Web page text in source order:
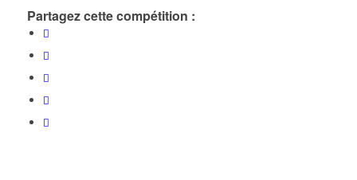
Partagez cette compétition :